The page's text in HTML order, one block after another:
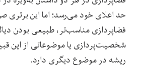
حد اعلای خود می‌رسد؛ اما این برتری
فضاپردازی مناسب‌تر، طبیعی بودن
شخصیت‌پردازی یا موضوعاتی از این
ریشه در موضوع دیگری دارد.